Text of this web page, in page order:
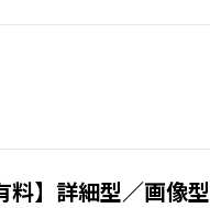
料】詳細型／画像型